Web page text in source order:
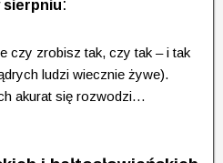
sierpniu:
czy zrobisz tak, czy tak – i tak
ludzi wiecznie żywe).
akurat się rozwodzi…